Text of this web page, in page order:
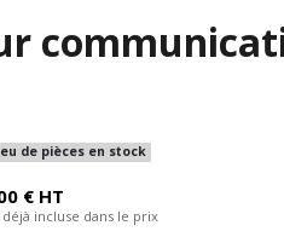
de pièces en stock
€ HT
incluse dans le prix